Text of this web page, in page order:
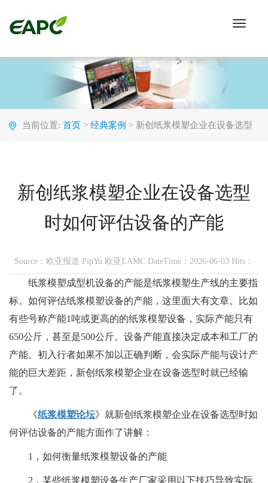
Toggle
当前位置: 首页 > 经典案例 > 新创纸浆模塑企业在设备选型
新创纸浆模塑企业在设备选型
时如何评估设备的产能
Source：欧亚报道 PipYu 欧亚EAMC DateTime：2026-06-03 Hits：
纸浆模塑成型机设备的产能是纸浆模塑生产线的主要指
标。如何评估纸浆模塑设备的产能，这里面大有文章。比如
有些号称产能1吨或更高的的纸浆模塑设备，实际产能只有
650公斤，甚至是500公斤。设备产能直接决定成本和工厂的
产能。初入行者如果不加以正确判断，会实际产能与设计产
能的巨大差距，新创纸浆模塑企业在设备选型时就已经输
了。
《纸浆模塑论坛》就新创纸浆模塑企业在设备选型时如
何评估设备的产能方面作了讲解：
1，如何衡量纸浆模塑设备的产能
2，某些纸浆模塑设备生产厂家采用以下技巧导致实际